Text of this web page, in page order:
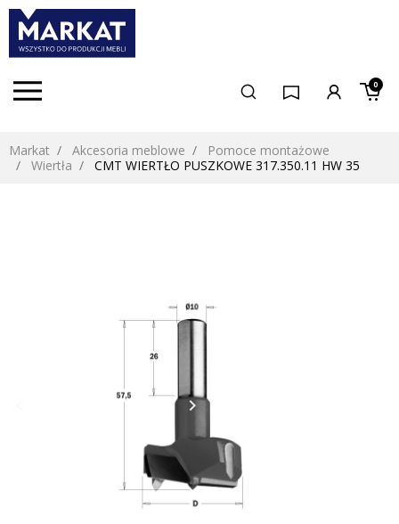
0
Markat Akcesoria meblowe
Pomoce montażowe
Wiertła
CMT WIERTŁO PUSZKOWE 317.350.11 HW 35
Następny
keyboard_arrow_right